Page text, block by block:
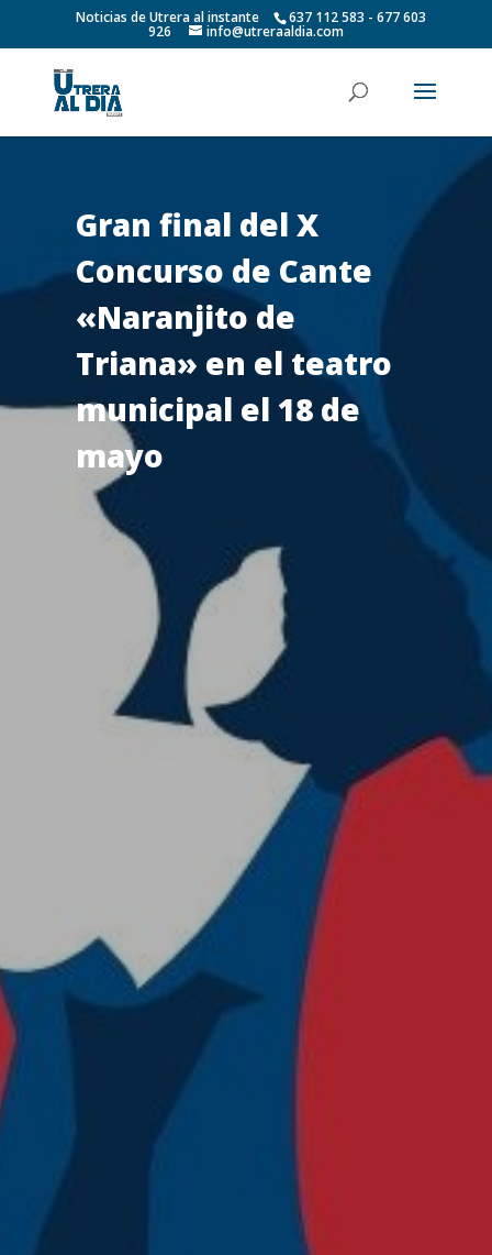
Noticias de Utrera al instante 637 112 583 - 677 603
926 info@utreraaldia.com
Gran final del X
Concurso de Cante
«Naranjito de
Triana» en el teatro
municipal el 18 de
mayo